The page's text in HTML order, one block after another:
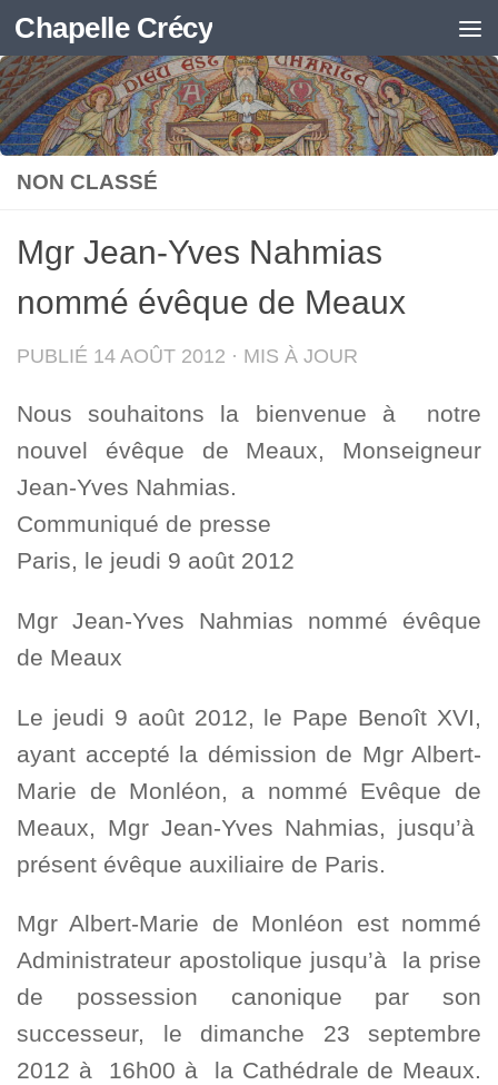
Skip to content
Chapelle Crécy
NON CLASSÉ
Mgr Jean-Yves Nahmias
nommé évêque de Meaux
PUBLIÉ 14 AOÛT 2012 · MIS À JOUR
Nous souhaitons la bienvenue à notre
nouvel évêque de Meaux, Monseigneur
Jean-Yves Nahmias.
Communiqué de presse
Paris, le jeudi 9 août 2012
Mgr Jean-Yves Nahmias nommé évêque
de Meaux
Le jeudi 9 août 2012, le Pape Benoît XVI,
ayant accepté la démission de Mgr Albert-
Marie de Monléon, a nommé Evêque de
Meaux, Mgr Jean-Yves Nahmias, jusqu’à
présent évêque auxiliaire de Paris.
Mgr Albert-Marie de Monléon est nommé
Administrateur apostolique jusqu’à la prise
de possession canonique par son
successeur, le dimanche 23 septembre
2012 à 16h00 à la Cathédrale de Meaux.